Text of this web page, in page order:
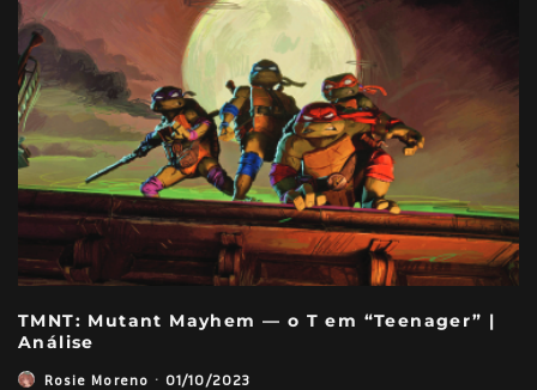
TMNT: Mutant Mayhem — o T em “Teenager” |
Análise
Rosie Moreno · 01/10/2023